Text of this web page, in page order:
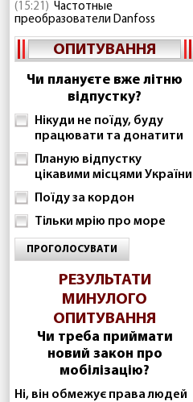
(15:21) Частотные
преобразователи Danfoss
ОПИТУВАННЯ
Чи плануєте вже літню
відпустку?
Нікуди не поїду, буду
працювати та донатити
Планую відпустку
цікавими місцями України
Поїду за кордон
Тільки мрію про море
ПРОГОЛОСУВАТИ
РЕЗУЛЬТАТИ
МИНУЛОГО
ОПИТУВАННЯ
Чи треба приймати
новий закон про
мобілізацію?
Ні, він обмежує права людей